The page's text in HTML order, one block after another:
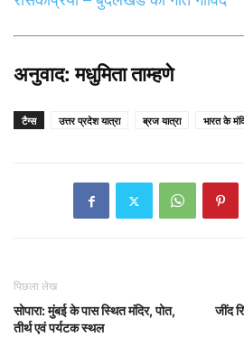
अनुवाद: मधुमिता ताम्हणे
टैग्स उत्तर प्रदेश यात्रा ब्रज यात्रा भारत के
पिछला लेख
सोपारा: मुंबई के पास स्थित मंदिर, पोत,
तीर्थ एवं पर्यटक स्थल
जींद